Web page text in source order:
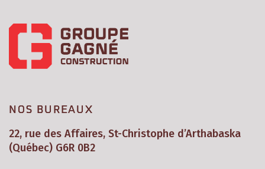
NOS BUREAUX
22, rue des Affaires, St-Christophe d’Arthabaska
(Québec) G6R 0B2